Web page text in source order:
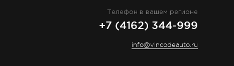
Телефон в вашем регионе
+7 (4162) 344-999
info@vincodeauto.ru